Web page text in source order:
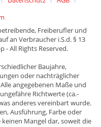
Freiberufler und
an Verbraucher i.S.d. § 13
- All Rights Reserved.
Baujahre,
oder nachträglicher
angegebenen Maße und
Richtwerte (ca.-
anderes vereinbart wurde.
Ausführung, Farbe oder
Mangel dar, soweit die